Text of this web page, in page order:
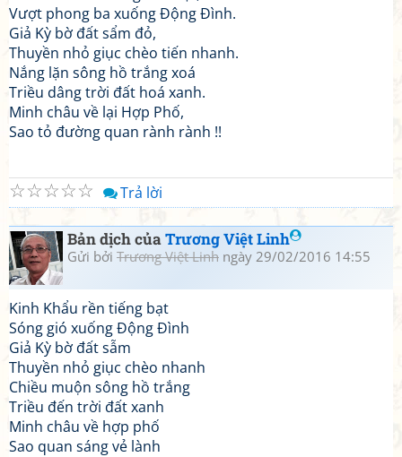
Vượt phong ba xuống Động Đình.
Giả Kỳ bờ đất sẩm đỏ,
Thuyền nhỏ giục chèo tiến nhanh.
Nắng lặn sông hồ trắng xoá
Triều dâng trời đất hoá xanh.
Minh châu về lại Hợp Phố,
Sao tỏ đường quan rành rành !!
☆
☆
☆
☆
☆ Trả lời
Bản dịch củaTrương Việt Linh
Gửi bởi Trương Việt Linh ngày 29/02/2016 14:55
Kinh Khẩu rền tiếng bạt
Sóng gió xuống Động Đình
Giả Kỳ bờ đất sẫm
Thuyền nhỏ giục chèo nhanh
Chiều muộn sông hồ trắng
Triều đến trời đất xanh
Minh châu về hợp phố
Sao quan sáng vẻ lành